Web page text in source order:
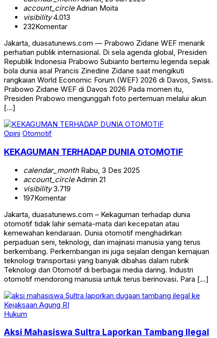
account_circleAdrian Moita
visibility4.013
232Komentar
Jakarta, duasatunews.com — Prabowo Zidane WEF menarik
perhatian publik internasional. Di sela agenda global, Presiden
Republik Indonesia Prabowo Subianto bertemu legenda sepak
bola dunia asal Prancis Zinedine Zidane saat mengikuti
rangkaian World Economic Forum (WEF) 2026 di Davos, Swiss.
Prabowo Zidane WEF di Davos 2026 Pada momen itu,
Presiden Prabowo mengunggah foto pertemuan melalui akun
[…]
Opini Otomotif
KEKAGUMAN TERHADAP DUNIA OTOMOTIF
calendar_monthRabu, 3 Des 2025
account_circleAdmin 21
visibility3.719
197Komentar
Jakarta, duasatunews.com – Kekaguman terhadap dunia
otomotif tidak lahir semata-mata dari kecepatan atau
kemewahan kendaraan. Dunia otomotif menghadirkan
perpaduan seni, teknologi, dan imajinasi manusia yang terus
berkembang. Perkembangan ini juga sejalan dengan kemajuan
teknologi transportasi yang banyak dibahas dalam rubrik
Teknologi dan Otomotif di berbagai media daring. Industri
otomotif mendorong manusia untuk terus berinovasi. Para […]
Hukum
Aksi Mahasiswa Sultra Laporkan Tambang Ilegal